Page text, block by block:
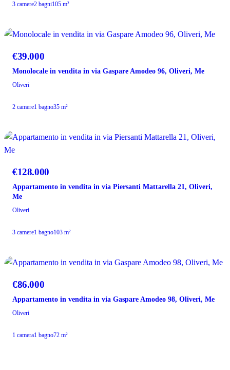
3 camere2 bagni105 m²
€39.000
Monolocale in vendita in via Gaspare Amodeo 96, Oliveri, Me
Oliveri
2 camere1 bagno35 m²
VENDITA
€128.000
Appartamento in vendita in via Piersanti Mattarella 21, Oliveri,
Me
Oliveri
3 camere1 bagno103 m²
VENDITA
€86.000
Appartamento in vendita in via Gaspare Amodeo 98, Oliveri, Me
Oliveri
1 camera1 bagno72 m²